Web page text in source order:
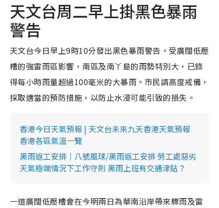
天文台周二早上掛黑色暴雨
警告
天文台今日早上9時10分發出黑色暴雨警告。受廣闊低壓
槽的強雷雨區影響，南區及南丫島的雨勢特別大，已錄
得每小時雨量超過100毫米的大暴雨。市民請高度戒備，
採取適當的預防措施，以防止水浸可能引致的損失。
香港今日天氣預報 | 天文台未來九天香港天氣預報
香港各區氣溫一覽
黑雨返工安排｜八號風球/黑雨返工安排 勞工處惡劣
天氣極端情況下工作守則 黑雨上班有交通津貼？
一道廣闊低壓槽會在今明兩日為華南沿岸帶來驟雨及雷